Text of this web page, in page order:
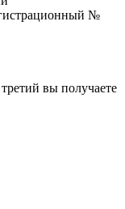
№
вы получаете